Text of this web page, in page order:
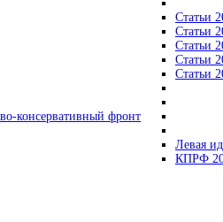
Статьи
Статьи
Статьи
Статьи
Статьи
консервативный фронт
Левая
КПРФ